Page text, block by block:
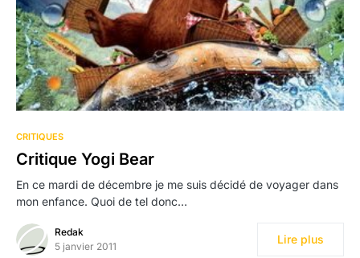
CRITIQUES
Critique Yogi Bear
En ce mardi de décembre je me suis décidé de voyager dans
mon enfance. Quoi de tel donc…
Redak
5 janvier 2011
Lire plus